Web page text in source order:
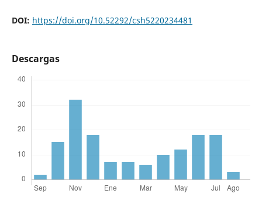
DOI: https://doi.org/10.52292/csh5220234481
Descargas